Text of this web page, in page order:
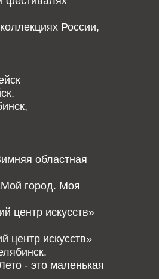
России,
областная
город. Моя
центр искусств»
центр искусств»
- это маленькая